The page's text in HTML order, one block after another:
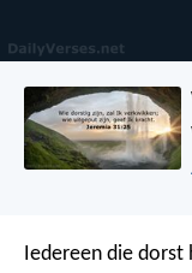
Iedereen die dorst